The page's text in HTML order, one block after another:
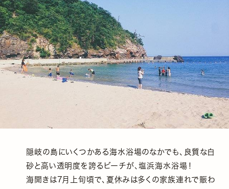
隠岐の島にいくつかある海水浴場のなかでも、良質な白
砂と高い透明度を誇るビーチが、塩浜海水浴場！
海開きは7月上旬頃で、夏休みは多くの家族連れで賑わ